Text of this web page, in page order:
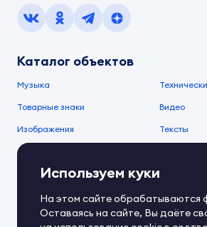
Каталог объектов
Музыка
Товарные знаки Видео
Изображения Тексты
О компании
О сервисе
Документы IPEX
Контакты Обратная
Используем куки
На этом сайте обрабатываются
Оставаясь на сайте, Вы даёте